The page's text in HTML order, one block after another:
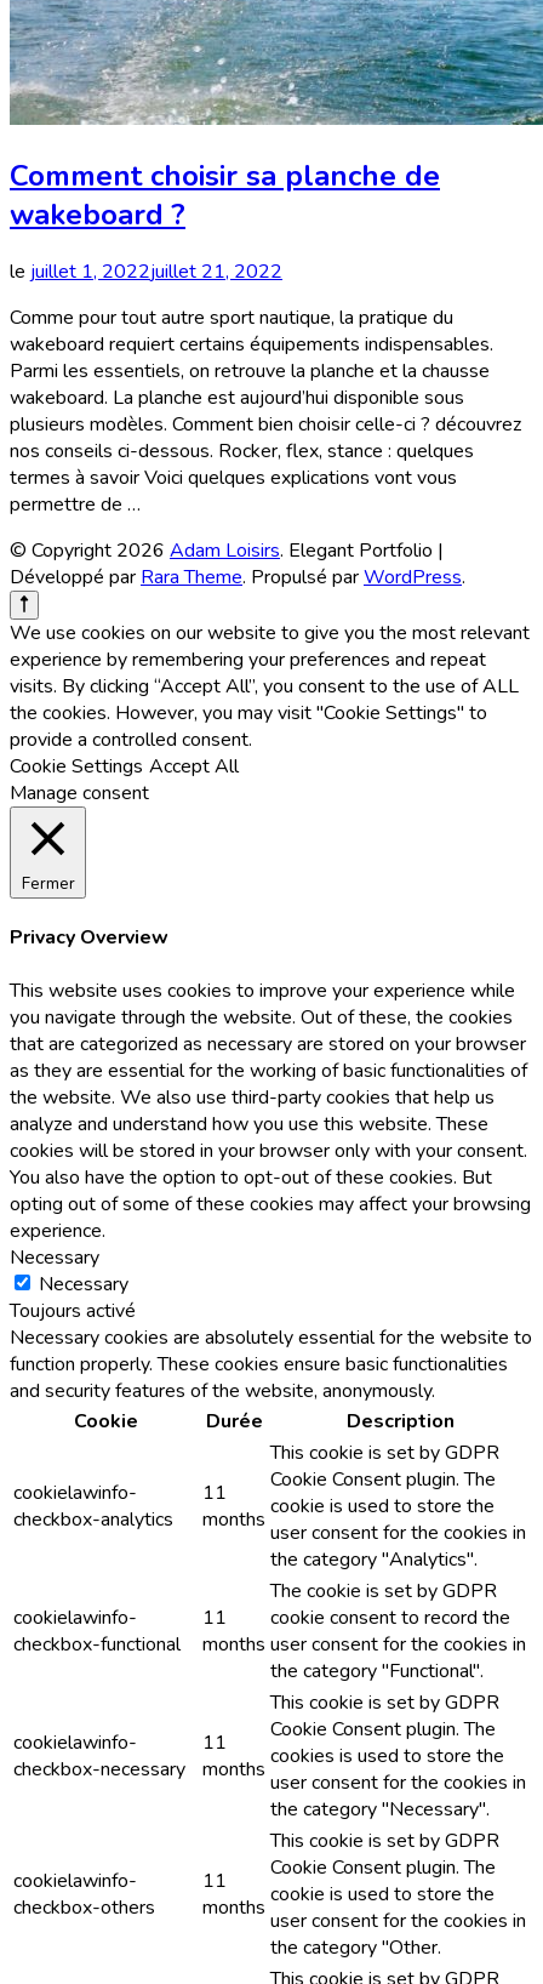
Comment choisir sa planche de
wakeboard ?
le juillet 1, 2022juillet 21, 2022
Comme pour tout autre sport nautique, la pratique du
wakeboard requiert certains équipements indispensables.
Parmi les essentiels, on retrouve la planche et la chausse
wakeboard. La planche est aujourd’hui disponible sous
plusieurs modèles. Comment bien choisir celle-ci ? découvrez
nos conseils ci-dessous. Rocker, flex, stance : quelques
termes à savoir Voici quelques explications vont vous
permettre de …
© Copyright 2026 Adam Loisirs. Elegant Portfolio |
Développé par Rara Theme. Propulsé parWordPress.
We use cookies on our website to give you the most relevant
experience by remembering your preferences and repeat
visits. By clicking “Accept All”, you consent to the use of ALL
the cookies. However, you may visit "Cookie Settings" to
provide a controlled consent.
Cookie Settings Accept All
Manage consent
Fermer
Privacy Overview
This website uses cookies to improve your experience while
you navigate through the website. Out of these, the cookies
that are categorized as necessary are stored on your browser
as they are essential for the working of basic functionalities of
the website. We also use third-party cookies that help us
analyze and understand how you use this website. These
cookies will be stored in your browser only with your consent.
You also have the option to opt-out of these cookies. But
opting out of some of these cookies may affect your browsing
experience.
Necessary
Necessary
Toujours activé
Necessary cookies are absolutely essential for the website to
function properly. These cookies ensure basic functionalities
and security features of the website, anonymously.
Cookie
Durée Description
cookielawinfo-
checkbox-analytics
11
months
This cookie is set by GDPR
Cookie Consent plugin. The
cookie is used to store the
user consent for the cookies in
the category "Analytics".
cookielawinfo-
checkbox-functional
11
months
The cookie is set by GDPR
cookie consent to record the
user consent for the cookies in
the category "Functional".
cookielawinfo-
checkbox-necessary
11
months
This cookie is set by GDPR
Cookie Consent plugin. The
cookies is used to store the
user consent for the cookies in
the category "Necessary".
cookielawinfo-
checkbox-others
11
months
This cookie is set by GDPR
Cookie Consent plugin. The
cookie is used to store the
user consent for the cookies in
the category "Other.